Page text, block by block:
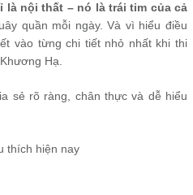
là nội thất – nó là trái tim của cả
quần mỗi ngày. Và vì hiểu điều
vào từng chi tiết nhỏ nhất khi thi
Hạ.
sẻ rõ ràng, chân thực và dễ hiểu
thích hiện nay